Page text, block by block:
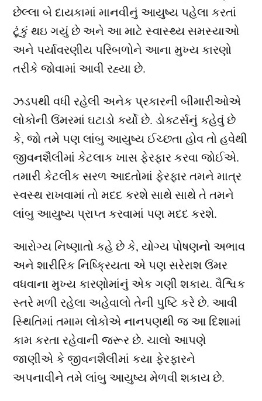
છેલ્લા બે દાયકામાં માનવીનું આયુષ્ય પહેલા કરતાં
ટૂંકું થઇ ગયું છે અને આ માટે સ્વાસ્થ્ય સમસ્યાઓ
અને પર્યાવરણીય પરિબળોને આના મુખ્ય કારણો
તરીકે જોવામાં આવી રહ્યા છે.
ઝડપથી વધી રહેલી અનેક પ્રકારની બીમારીઓએ
લોકોની ઉંમરમાં ઘટાડો કર્યો છે. ડોક્ટર્સનું કહેવું છે
કે, જો તમે પણ લાંબુ આયુષ્ય ઈચ્છતા હોવ તો હવેથી
જીવનશૈલીમાં કેટલાક ખાસ ફેરફાર કરવા જોઈએ.
તમારી કેટલીક સરળ આદતોમાં ફેરફાર તમને માત્ર
સ્વસ્થ રાખવામાં તો મદદ કરશે સાથે સાથે તે તમને
લાંબુ આયુષ્ય પ્રાપ્ત કરવામાં પણ મદદ કરશે.
આરોગ્ય નિષ્ણાતો કહે છે કે, યોગ્ય પોષણનો અભાવ
અને શારીરિક નિષ્ક્રિયતા એ પણ સરેરાશ ઉંમર
વધવાના મુખ્ય કારણોમાંનું એક ગણી શકાય. વૈશ્વિક
સ્તરે મળી રહેલા અહેવાલો તેની પુષ્ટિ કરે છે. આવી
સ્થિતિમાં તમામ લોકોએ નાનપણથી જ આ દિશામાં
કામ કરતા રહેવાની જરૂર છે. ચાલો આપણે
જાણીએ કે જીવનશૈલીમાં કયા ફેરફારને
અપનાવીને તમે લાંબુ આયુષ્ય મેળવી શકાય છે.